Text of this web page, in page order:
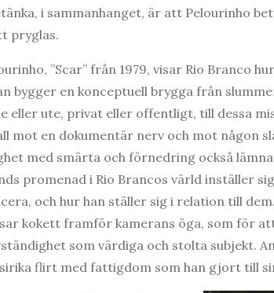
i sammanhanget, är att Pelourinho
pryglas.
”Scar” från 1979, visar Rio Branco
bygger en konceptuell brygga från
eller ute, privat eller offentligt, till dessa
mot en dokumentär nerv och mot någon
med smärta och förnedring också
promenad i Rio Brancos värld inställer
och hur han ställer sig i relation till
kokett framför kamerans öga, som för
som värdiga och stolta subjekt.
flirt med fattigdom som han gjort till